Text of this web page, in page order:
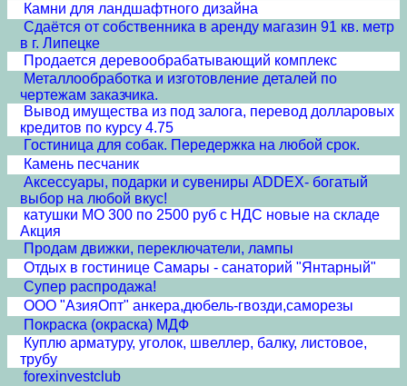
Камни для ландшафтного дизайна
Сдаётся от собственника в аренду магазин 91 кв. метр
в г. Липецке
Продается деревообрабатывающий комплекс
Металлообработка и изготовление деталей по
чертежам заказчика.
Вывод имущества из под залога, перевод долларовых
кредитов по курсу 4.75
Гостиница для собак. Передержка на любой срок.
Камень песчаник
Аксессуары, подарки и сувениры ADDEX- богатый
выбор на любой вкус!
катушки МО 300 по 2500 руб с НДС новые на складе
Акция
Продам движки, переключатели, лампы
Отдых в гостинице Самары - санаторий "Янтарный"
Супер распродажа!
ООО "АзияОпт" анкера,дюбель-гвозди,саморезы
Покраска (окраска) МДФ
Куплю арматуру, уголок, швеллер, балку, листовое,
трубу
forexinvestclub